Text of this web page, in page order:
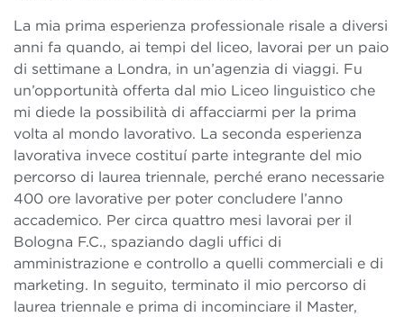
La mia prima esperienza professionale risale a diversi
anni fa quando, ai tempi del liceo, lavorai per un paio
di settimane a Londra, in un’agenzia di viaggi. Fu
un’opportunità offerta dal mio Liceo linguistico che
mi diede la possibilità di affacciarmi per la prima
volta al mondo lavorativo. La seconda esperienza
lavorativa invece costituí parte integrante del mio
percorso di laurea triennale, perché erano necessarie
400 ore lavorative per poter concludere l’anno
accademico. Per circa quattro mesi lavorai per il
Bologna F.C., spaziando dagli uffici di
amministrazione e controllo a quelli commerciali e di
marketing. In seguito, terminato il mio percorso di
laurea triennale e prima di incominciare il Master,